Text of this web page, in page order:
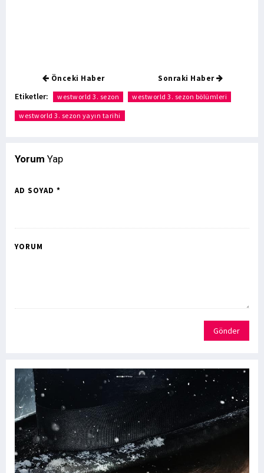
Önceki Haber Sonraki Haber
Etiketler: westworld 3. sezon westworld 3. sezon bölümleri
westworld 3. sezon yayın tarihi
Yorum Yap
AD SOYAD *
YORUM
Gönder